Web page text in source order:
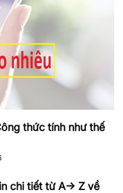
thức tính như thế
chi tiết từ A-> Z về